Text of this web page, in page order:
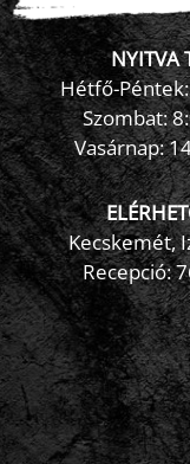
NYITVA
Hétfő-
Szombat:
Vasárnap:
Kecskemét,
Recepció: